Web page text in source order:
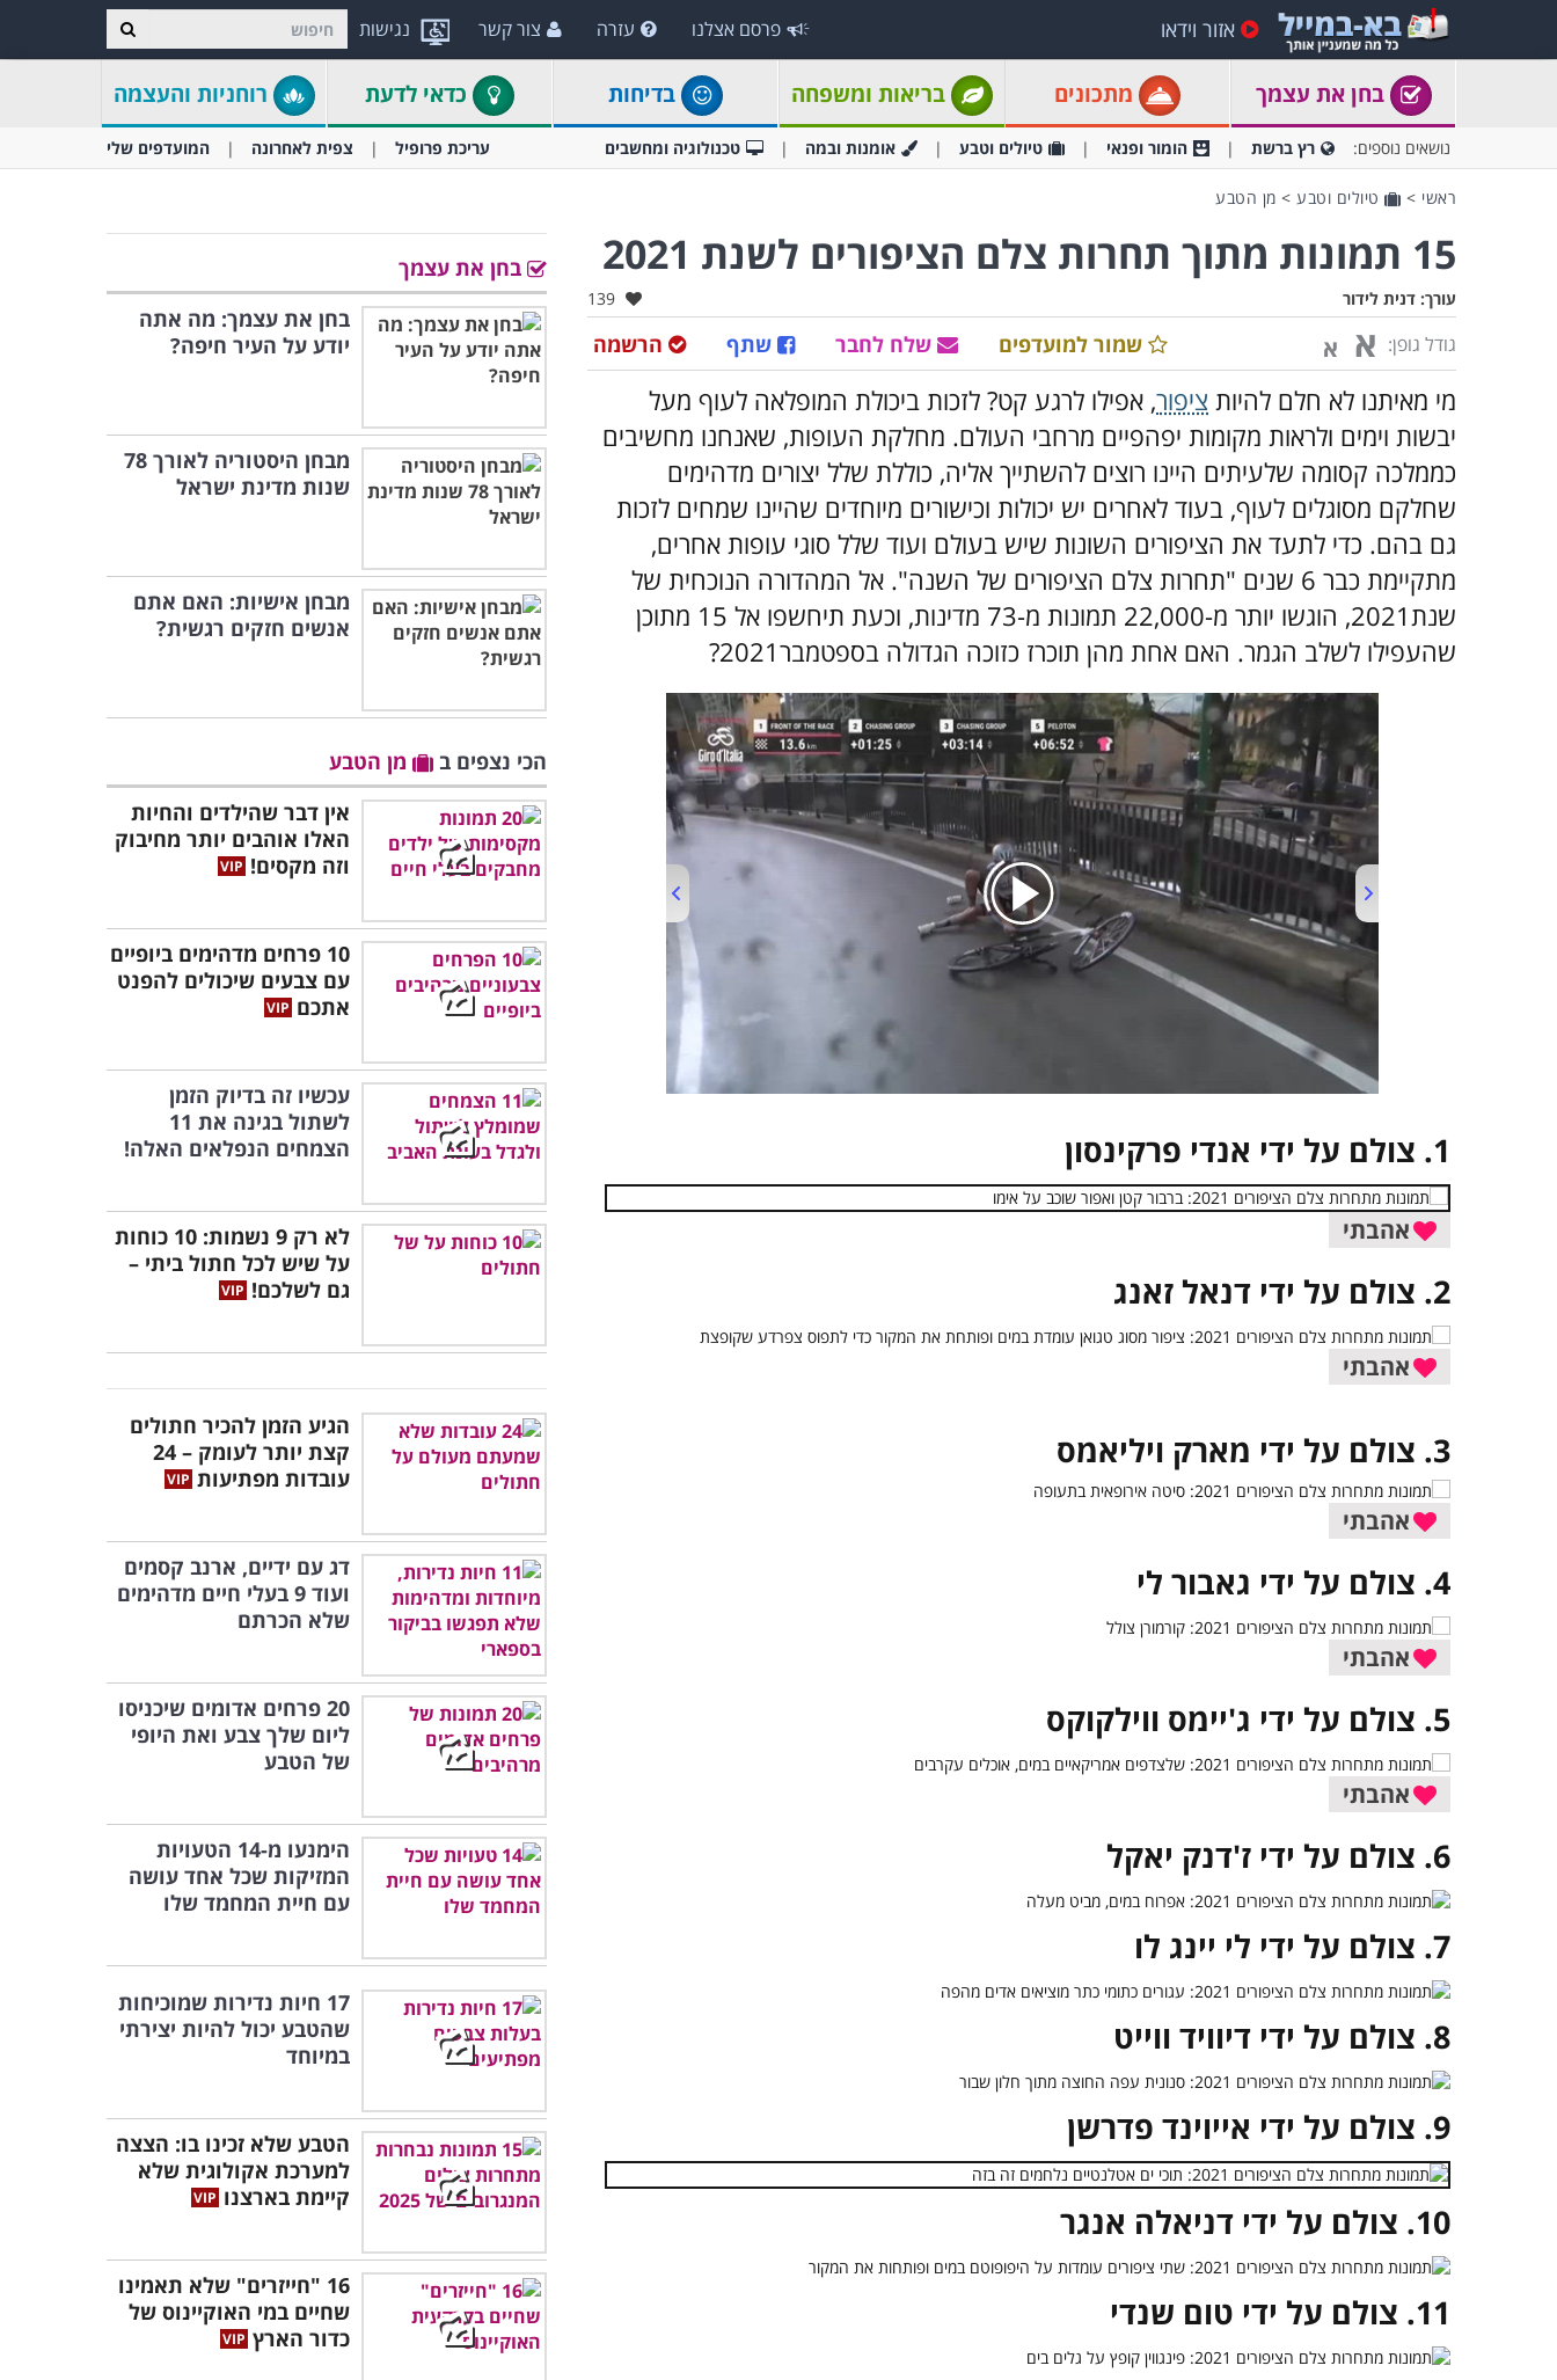
נגישות אזור וידאו פרסם אצלנו עזרה צור קשר
בחן את עצמך מתכונים בריאות ומשפחה בדיחות כדאי לדעת רוחניות והעצמה
נושאים נוספים: רץ ברשת הומור ופנאי טיולים וטבע אומנות ובמה טכנולוגיה ומחשבים עריכת פרופיל צפית לאחרונה המועדפים שלי
ראשי > טיולים וטבע > מן הטבע
15 תמונות מתוך תחרות צלם הציפורים לשנת 2021
עורך: דנית לידור אהבו:
139
גודל גופן: א א הרשמה שתף שלח לחבר שמור למועדפים
מי מאיתנו לא חלם להיות ציפור, אפילו לרגע קט? לזכות ביכולת המופלאה לעוף מעל
יבשות וימים ולראות מקומות יפהפיים מרחבי העולם. מחלקת העופות, שאנחנו מחשיבים
כממלכה קסומה שלעיתים היינו רוצים להשתייך אליה, כוללת שלל יצורים מדהימים
שחלקם מסוגלים לעוף, בעוד לאחרים יש יכולות וכישורים מיוחדים שהיינו שמחים לזכות
גם בהם. כדי לתעד את הציפורים השונות שיש בעולם ועוד שלל סוגי עופות אחרים,
מתקיימת כבר 6 שנים "תחרות צלם הציפורים של השנה". אל המהדורה הנוכחית של
שנת2021, הוגשו יותר מ-22,000 תמונות מ-73 מדינות, וכעת תיחשפו אל 15 מתוכן
שהעפילו לשלב הגמר. האם אחת מהן תוכרז כזוכה הגדולה בספטמבר2021?
1. צולם על ידי אנדי פרקינסון
אהבתי
2. צולם על ידי דנאל זאנג
אהבתי
3. צולם על ידי מארק ויליאמס
אהבתי
4. צולם על ידי גאבור לי
אהבתי
5. צולם על ידי ג'יימס ווילקוקס
אהבתי
6. צולם על ידי ז'דנק יאקל
7. צולם על ידי לי יינג לו
8. צולם על ידי דיוויד ווייט
9. צולם על ידי אייוינד פדרשן
10. צולם על ידי דניאלה אנגר
11. צולם על ידי טום שנדי
בחן את עצמך
בחן את עצמך: מה אתה
יודע על העיר חיפה?
מבחן היסטוריה לאורך 78
שנות מדינת ישראל
מבחן אישיות: האם אתם
אנשים חזקים רגשית?
הכי נצפים ב
מן הטבע
אין דבר שהילדים והחיות
האלו אוהבים יותר מחיבוק
וזה מקסים!
10 פרחים מדהימים ביופיים
עם צבעים שיכולים להפנט
אתכם
עכשיו זה בדיוק הזמן
לשתול בגינה את 11
הצמחים הנפלאים האלה!
לא רק 9 נשמות: 10 כוחות
על שיש לכל חתול ביתי –
גם לשלכם!
הגיע הזמן להכיר חתולים
קצת יותר לעומק – 24
עובדות מפתיעות
דג עם ידיים, ארנב קסמים
ועוד 9 בעלי חיים מדהימים
שלא הכרתם
20 פרחים אדומים שיכניסו
ליום שלך צבע ואת היופי
של הטבע
הימנעו מ-14 הטעויות
המזיקות שכל אחד עושה
עם חיית המחמד שלו
17 חיות נדירות שמוכיחות
שהטבע יכול להיות יצירתי
במיוחד
הטבע שלא זכינו בו: הצצה
למערכת אקולוגית שלא
קיימת בארצנו
16 "חייזרים" שלא תאמינו
שחיים במי האוקיינוס של
כדור הארץ